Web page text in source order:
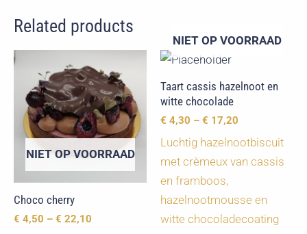
Related products
NIET OP VOORRAAD
Choco cherry
€ 4,50 – € 22,10
NIET OP VOORRAAD
Taart cassis hazelnoot en
witte chocolade
€ 4,30 – € 17,20
Luchtig hazelnootbiscuit
met crèmeux van cassis
en framboos,
hazelnootmousse en
witte chocoladecoating